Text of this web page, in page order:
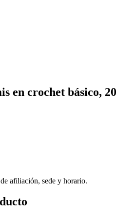
en crochet básico,
afiliación, sede y horario.